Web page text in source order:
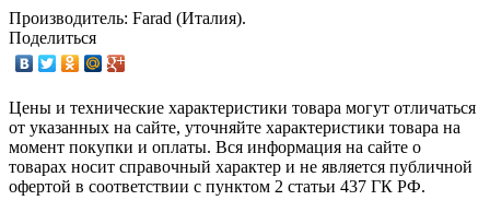
Производитель: Farad (Италия).
Поделиться
Цены и технические характеристики товара могут отличаться
от указанных на сайте, уточняйте характеристики товара на
момент покупки и оплаты. Вся информация на сайте о
товарах носит справочный характер и не является публичной
офертой в соответствии с пунктом 2 статьи 437 ГК РФ.